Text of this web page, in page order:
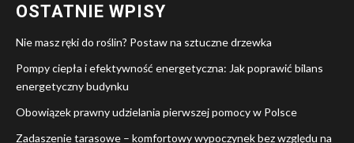
OSTATNIE WPISY
Nie masz ręki do roślin? Postaw na sztuczne drzewka
Pompy ciepła i efektywność energetyczna: Jak poprawić bilans
energetyczny budynku
Obowiązek prawny udzielania pierwszej pomocy w Polsce
Zadaszenie tarasowe – komfortowy wypoczynek bez względu na